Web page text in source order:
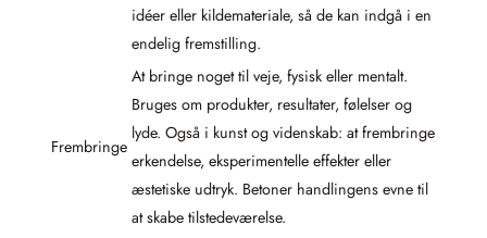
idéer eller kildemateriale, så de kan indgå i en
endelig fremstilling.
Frembringe
At bringe noget til veje, fysisk eller mentalt.
Bruges om produkter, resultater, følelser og
lyde. Også i kunst og videnskab: at frembringe
erkendelse, eksperimentelle effekter eller
æstetiske udtryk. Betoner handlingens evne til
at skabe tilstedeværelse.